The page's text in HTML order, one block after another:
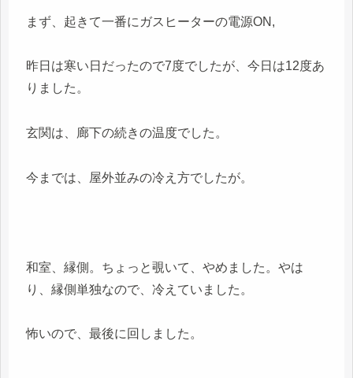
まず、起きて一番にガスヒーターの電源ON,
昨日は寒い日だったので7度でしたが、今日は12度あ
りました。
玄関は、廊下の続きの温度でした。
今までは、屋外並みの冷え方でしたが。
和室、縁側。ちょっと覗いて、やめました。やは
り、縁側単独なので、冷えていました。
怖いので、最後に回しました。